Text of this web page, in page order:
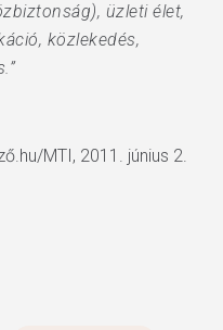
üzleti élet,
közlekedés,
MTI, 2011. június 2.